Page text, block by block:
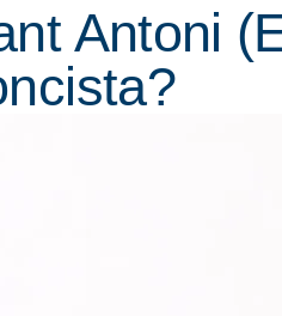
Antoni